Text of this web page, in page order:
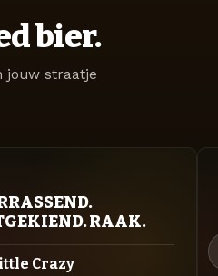
bier.
jouw straatje
RAAK.
Crazy